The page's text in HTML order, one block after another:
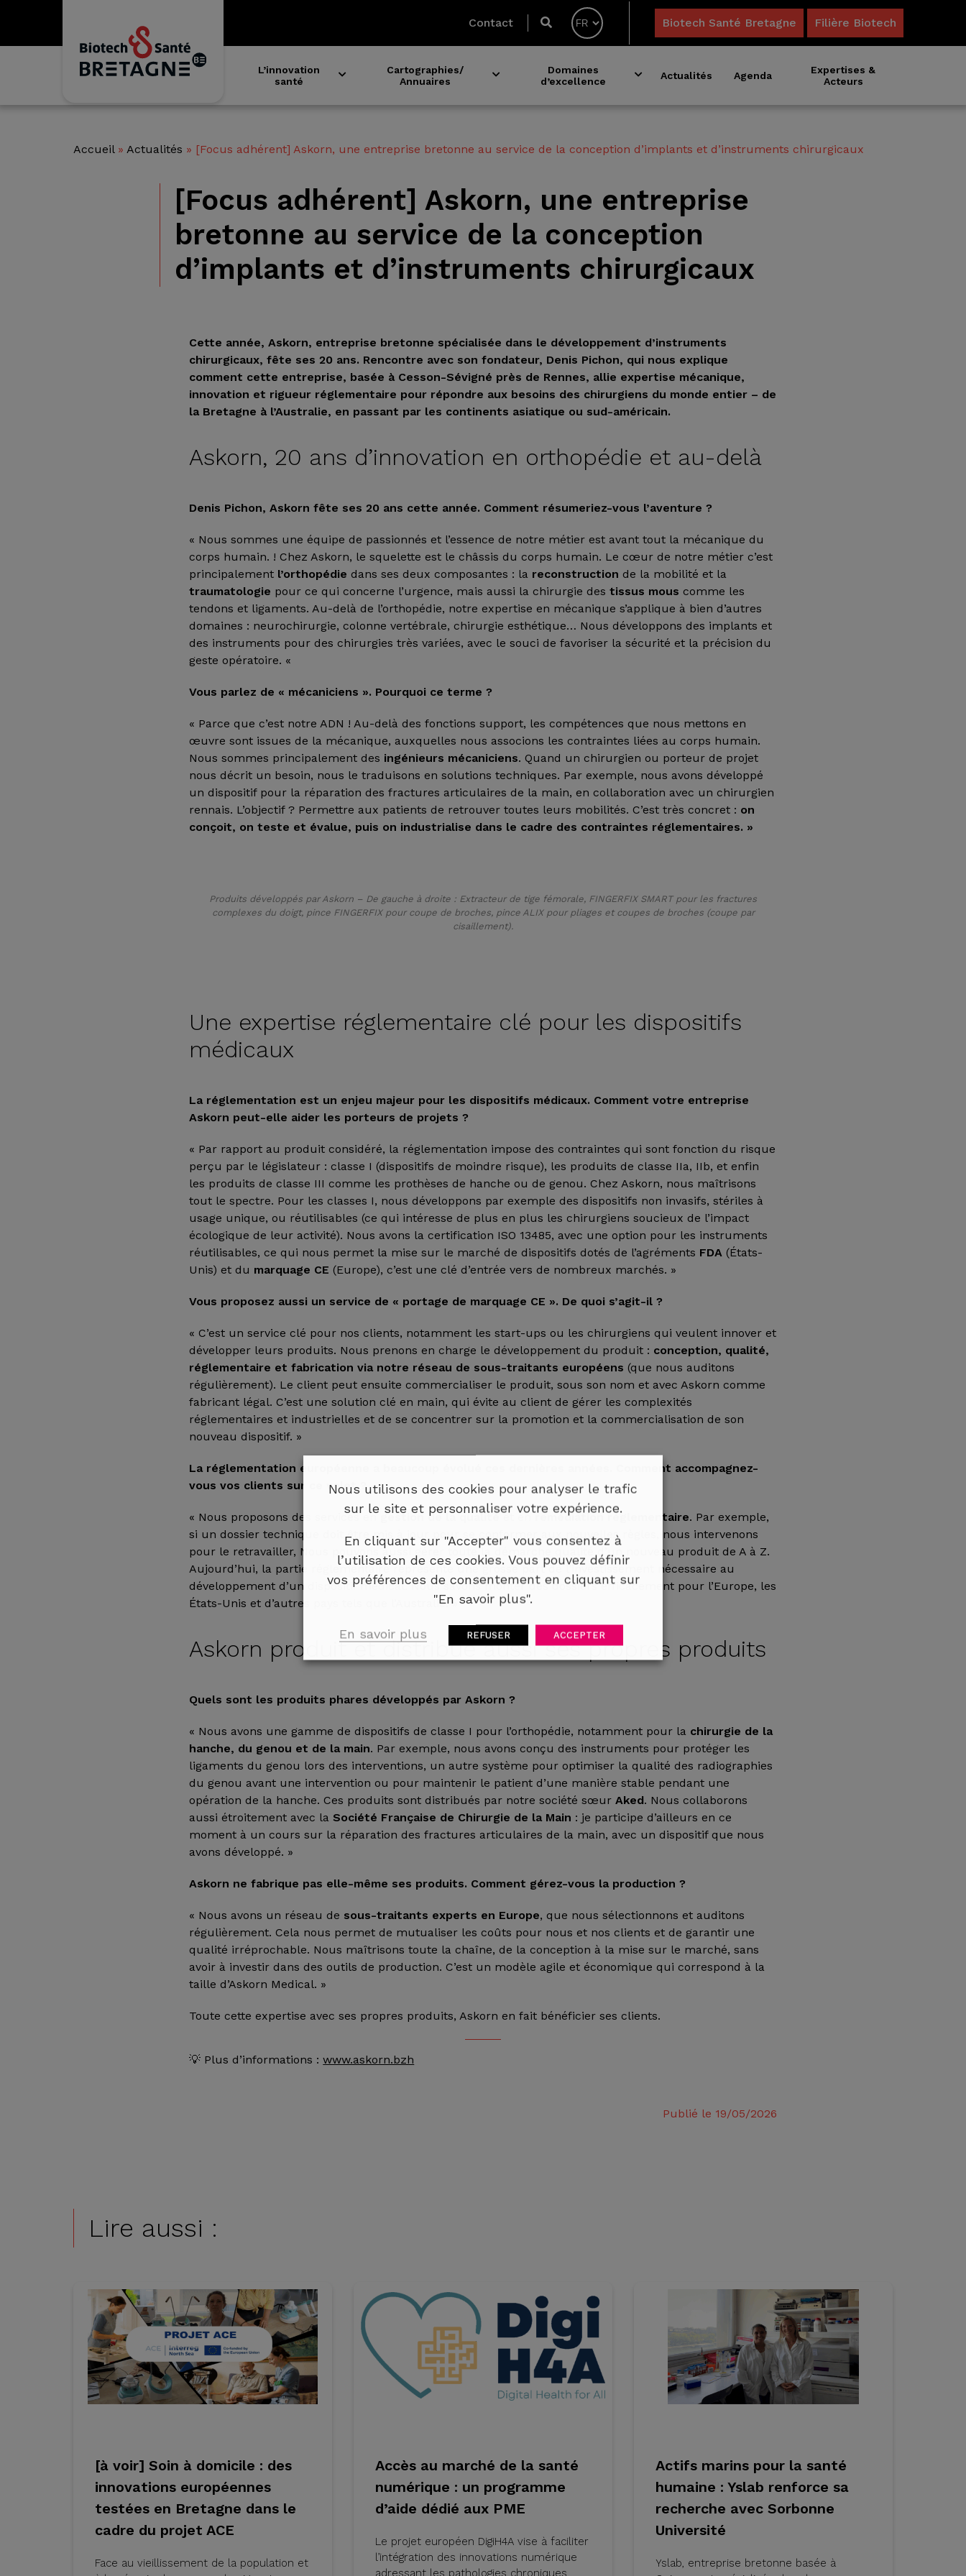
Contact Biotech Santé Bretagne Filière Biotech
L’innovation
santé
Cartographies/
Annuaires
Domaines
d’excellence
Actualités Agenda
Expertises &
Acteurs
Accueil» Actualités » [Focus adhérent] Askorn, une entreprise bretonne au service de la conception d’implants et d’instruments chirurgicaux
[Focus adhérent] Askorn, une entreprise
bretonne au service de la conception
d’implants et d’instruments chirurgicaux
Cette année, Askorn, entreprise bretonne spécialisée dans le développement d’instruments
chirurgicaux, fête ses 20 ans. Rencontre avec son fondateur, Denis Pichon, qui nous explique
comment cette entreprise, basée à Cesson-Sévigné près de Rennes, allie expertise mécanique,
innovation et rigueur réglementaire pour répondre aux besoins des chirurgiens du monde entier – de
la Bretagne à l’Australie, en passant par les continents asiatique ou sud-américain.
Askorn, 20 ans d’innovation en orthopédie et au-delà
Denis Pichon, Askorn fête ses 20 ans cette année. Comment résumeriez-vous l’aventure ?
« Nous sommes une équipe de passionnés et l’essence de notre métier est avant tout la mécanique du
corps humain. ! Chez Askorn, le squelette est le châssis du corps humain. Le cœur de notre métier c’est
principalement l’orthopédie dans ses deux composantes : la reconstruction de la mobilité et la
traumatologie pour ce qui concerne l’urgence, mais aussi la chirurgie destissus mous comme les
tendons et ligaments. Au-delà de l’orthopédie, notre expertise en mécanique s’applique à bien d’autres
domaines : neurochirurgie, colonne vertébrale, chirurgie esthétique… Nous développons des implants et
des instruments pour des chirurgies très variées, avec le souci de favoriser la sécurité et la précision du
geste opératoire. «
Vous parlez de « mécaniciens ». Pourquoi ce terme ?
« Parce que c’est notre ADN ! Au-delà des fonctions support, les compétences que nous mettons en
œuvre sont issues de la mécanique, auxquelles nous associons les contraintes liées au corps humain.
Nous sommes principalement des ingénieurs mécaniciens. Quand un chirurgien ou porteur de projet
nous décrit un besoin, nous le traduisons en solutions techniques. Par exemple, nous avons développé
un dispositif pour la réparation des fractures articulaires de la main, en collaboration avec un chirurgien
rennais. L’objectif ? Permettre aux patients de retrouver toutes leurs mobilités. C’est très concret : on
conçoit, on teste et évalue, puis on industrialise dans le cadre des contraintes réglementaires. »
Produits développés par Askorn – De gauche à droite : Extracteur de tige fémorale, FINGERFIX SMART pour les fractures
complexes du doigt, pince FINGERFIX pour coupe de broches, pince ALIX pour pliages et coupes de broches (coupe par
cisaillement).
Une expertise réglementaire clé pour les dispositifs
médicaux
La réglementation est un enjeu majeur pour les dispositifs médicaux. Comment votre entreprise
Askorn peut-elle aider les porteurs de projets ?
« Par rapport au produit considéré, la réglementation impose des contraintes qui sont fonction du risque
perçu par le législateur : classe I (dispositifs de moindre risque), les produits de classe IIa, IIb, et enfin
les produits de classe III comme les prothèses de hanche ou de genou. Chez Askorn, nous maîtrisons
tout le spectre. Pour les classes I, nous développons par exemple des dispositifs non invasifs, stériles à
usage unique, ou réutilisables (ce qui intéresse de plus en plus les chirurgiens soucieux de l’impact
écologique de leur activité). Nous avons la certification ISO 13485, avec une option pour les instruments
réutilisables, ce qui nous permet la mise sur le marché de dispositifs dotés de l’agréments FDA(États-
Unis) et du marquage CE (Europe), c’est une clé d’entrée vers de nombreux marchés. »
Vous proposez aussi un service de « portage de marquage CE ». De quoi s’agit-il ?
« C’est un service clé pour nos clients, notamment les start-ups ou les chirurgiens qui veulent innover et
développer leurs produits. Nous prenons en charge le développement du produit : conception, qualité,
réglementaire et fabrication via notre réseau de sous-traitants européens (que nous auditons
régulièrement). Le client peut ensuite commercialiser le produit, sous son nom et avec Askorn comme
fabricant légal. C’est une solution clé en main, qui évite au client de gérer les complexités
réglementaires et industrielles et de se concentrer sur la promotion et la commercialisation de son
nouveau dispositif. »
La réglementation européenne a beaucoup évolué ces dernières années. Comment accompagnez-
vous vos clients sur ce volet ?
« Nous proposons des services en gestion de la qualitéet enremédiation réglementaire. Par exemple,
si un dossier technique doit être mis à jour pour se conformer aux nouvelles règles, nous intervenons
pour le retravailler, Nous pouvons aussi gérer toute la démarche qualité d’un nouveau produit de A à Z.
Aujourd’hui, la partie réglementaire représente une grosse part de l’investissement nécessaire au
développement d’un dispositif médical. Nous savons monter des dossiers efficacement pour l’Europe, les
États-Unis et d’autres pays tels que l’Australie. »
Askorn produit et distribue aussi ses propres produits
Quels sont les produits phares développés par Askorn ?
« Nous avons une gamme de dispositifs de classe I pour l’orthopédie, notamment pour la chirurgie de la
hanche, du genou et de la main. Par exemple, nous avons conçu des instruments pour protéger les
ligaments du genou lors des interventions, un autre système pour optimiser la qualité des radiographies
du genou avant une intervention ou pour maintenir le patient d’une manière stable pendant une
opération de la hanche. Ces produits sont distribués par notre société sœurAked. Nous collaborons
aussi étroitement avec la Société Française de Chirurgie de la Main : je participe d’ailleurs en ce
moment à un cours sur la réparation des fractures articulaires de la main, avec un dispositif que nous
avons développé. »
Askorn ne fabrique pas elle-même ses produits. Comment gérez-vous la production ?
« Nous avons un réseau de sous-traitants experts en Europe, que nous sélectionnons et auditons
régulièrement. Cela nous permet de mutualiser les coûts pour nous et nos clients et de garantir une
qualité irréprochable. Nous maîtrisons toute la chaîne, de la conception à la mise sur le marché, sans
avoir à investir dans des outils de production. C’est un modèle agile et économique qui correspond à la
taille d’Askorn Medical. »
Toute cette expertise avec ses propres produits, Askorn en fait bénéficier ses clients.
💡 Plus d’informations :www.askorn.bzh
Publié le 19/05/2026
Lire aussi :
[à voir] Soin à domicile : des
innovations européennes
testées en Bretagne dans le
cadre du projet ACE
Face au vieillissement de la population et
Accès au marché de la santé
numérique : un programme
d’aide dédié aux PME
Le projet européen DigiH4A vise à faciliter
l’intégration des innovations numérique
adressant les pathologies chroniques
Actifs marins pour la santé
humaine : Yslab renforce sa
recherche avec Sorbonne
Université
Yslab, entreprise bretonne basée à
Nous utilisons des cookies pour analyser le trafic
sur le site et personnaliser votre expérience.
En cliquant sur "Accepter" vous consentez à
l’utilisation de ces cookies. Vous pouvez définir
vos préférences de consentement en cliquant sur
"En savoir plus".
En savoir plus REFUSER ACCEPTER